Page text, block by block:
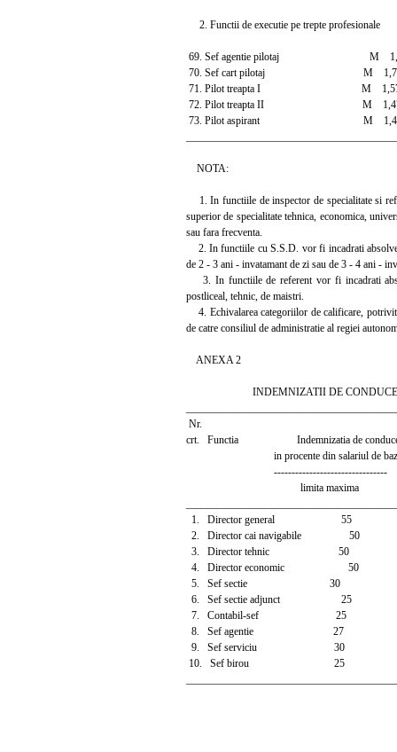
2. Functii de executie pe trepte profesionale
69. Sef agentie pilotaj M
70. Sef cart pilotaj M 1,700
71. Pilot treapta I M 1,575
72. Pilot treapta II M 1,475
73. Pilot aspirant M
NOTA:
1. In functiile de inspector de specialitate si
superior de specialitate tehnica, economica,
sau fara frecventa.
2. In functiile cu S.S.D. vor fi incadrati
de 2 - 3 ani - invatamant de zi sau de 3 - 4 ani -
3. In functiile de referent vor fi incadrati
postliceal, tehnic, de maistri.
4. Echivalarea categoriilor de calificare,
de catre consiliul de administratie al regiei
ANEXA 2
INDEMNIZATII DE
Nr.
crt. Functia Indemnizatia de
in procente din salariul de
--------------------------------
limita maxima
1. Director general 55
2. Director cai navigabile 50
3. Director tehnic 50
4. Director economic 50
5. Sef sectie 30
6. Sef sectie adjunct 25
7. Contabil-sef 25
8. Sef agentie 27
9. Sef serviciu 30
10. Sef birou 25